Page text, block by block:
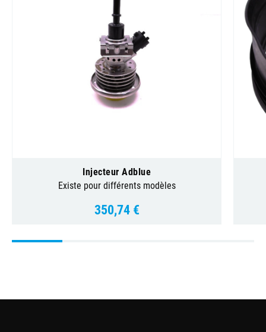
Injecteur Adblue
Existe pour différents modèles
Prix
350,74 €